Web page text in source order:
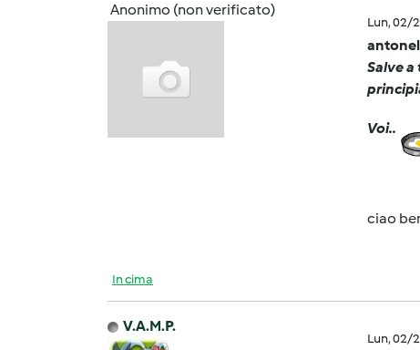
Anonimo (non verificato)
Lun, 02/
Salve
Voi..
ciao
In cima
V.A.M.P.
Lun, 02/